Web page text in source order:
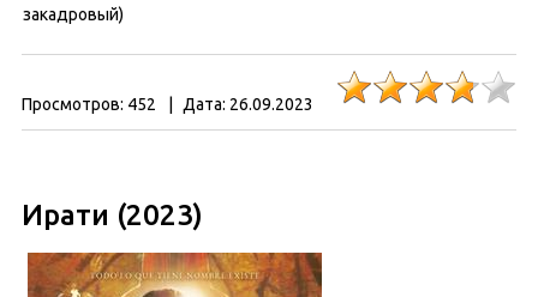
закадровый)
Просмотров: 452 Дата: 26.09.2023
Ирати (2023)